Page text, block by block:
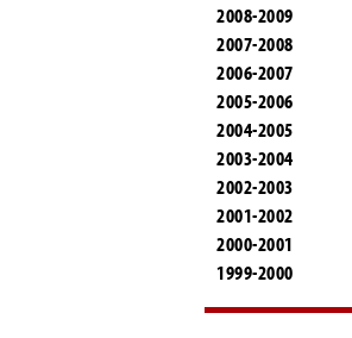
2008-2009
2007-2008
2006-2007
2005-2006
2004-2005
2003-2004
2002-2003
2001-2002
2000-2001
1999-2000